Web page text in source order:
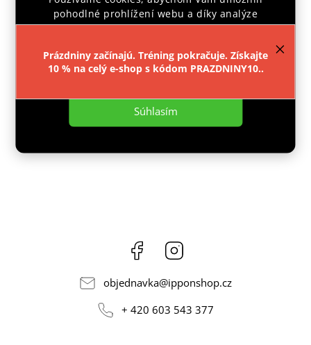
pohodlné prohlížení webu a díky analýze
provozu webu neustále zlepšovali jeho funkce,
Nastavenie
Súhlasím
Prázdniny začínajú. Tréning pokračuje. Získajte
10 % na celý e-shop s kódom PRAZDNINY10..
PONOŽKY IPPON TAEKWONDO
€4,08
Detail
Facebook
objednavka@ipponshop.cz
+ 420 603 543 377